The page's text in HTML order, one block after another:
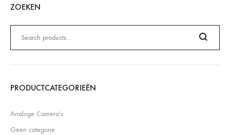
ZOEKEN
naar:
Search
PRODUCTCATEGORIEËN
Analoge Camera's
Geen categorie